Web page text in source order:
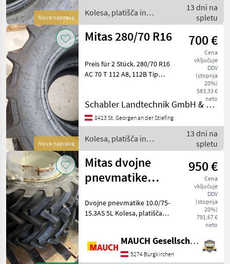
Pnevmatike
Druga Kolesa
Platisca In
Pnevmatike
Mitas
IZBERITE
KATEGORIJO
Mitas
Michelin
BKT
Trelleborg
Alliance
Fendt
Prikaži
vse
(33)
Nova naprava
Kolesa, platišča in
pnevmatike / Mitas
13 dni na
spletu
Nova naprava
Mitas 280/70 R16 700 €
Cena
vključuje
DDV
(stopnja
20%)
583,33 €
neto
Preis für 2 Stück. 280/70 R16
AC 70 T 112 A8, 112B Tip
Indeks nosilnosti (LI): LI:
112 (1120 kg), Brez cev
Schabler Landtechnik GmbH & CoKG
8413 St. Georgen an der Stiefing
Kolesa, platišča in
pnevmatike / Mitas
13 dni na
spletu
Mitas dvojne
pnevmatike
5L
950 €
Cena
vključuje
DDV
(stopnja
20%)
791,67 €
neto
Dvojne pnevmatike 10.0/75-
15.3AS 5L Kolesa, platišča in
MAUCH Gesellschaft m.b.H. & Co.KG
5274 Burgkirchen